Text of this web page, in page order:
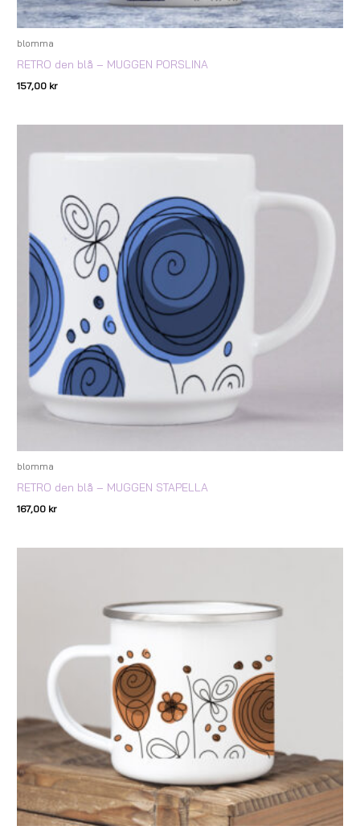
blomma
RETRO den blå – MUGGEN PORSLINA
157,00 kr
blomma
RETRO den blå – MUGGEN STAPELLA
167,00 kr